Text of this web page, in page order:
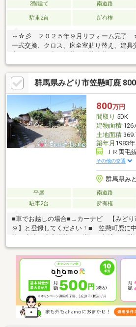
2階建て 南道路
駐車2台 所有権
～☆彡 ２０２５年９月リフォーム完了
一式交換、クロス、床全室貼り替え、建具
万→１１９９万へ値下げしました♪◆ コン
アが近く生活便利な立地♪◆ 内覧可能で
合わせください♪※ その他制限：景観法
Ｉｎｆｏｒｍａｔｉｏｎ ーー＊☆＊◇
２１分♪◇ 笠懸南中学校まで徒歩２６
店まで徒歩９分♪◇ クスリのアオキ阿左美
群馬県みどり市笠懸町鹿
800万円
間取り 5DK
建物面積
土地面積
築年月 1983
ＪＲ両毛
その他の交通
群馬県み
平屋 南道路
駐車2台
所有権
■車でお越しの場合■→カーナビ 【みどり
９】と登録してください！■ 笠懸町鹿に
です♪※ 私道負担面積：２２７㎡、共有
約不適合責任免責・現況有姿・引き渡し
ー Ｌｉｆｅ Ｉｎｆｏｒｍａｔｉｏ
笠懸西小学校：徒歩１２分♪◇ 笠懸中学
やき保育園：徒歩５分♪◇ ローソンみどり
♪◇ スーパーセンタートライアル笠懸店
鹿郵便局：徒